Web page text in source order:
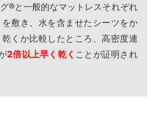
®と一般的なマットレスそれぞれ
敷き、水を含ませたシーツをか
くか比較したところ、高密度連
2倍以上早く乾く ことが証明され